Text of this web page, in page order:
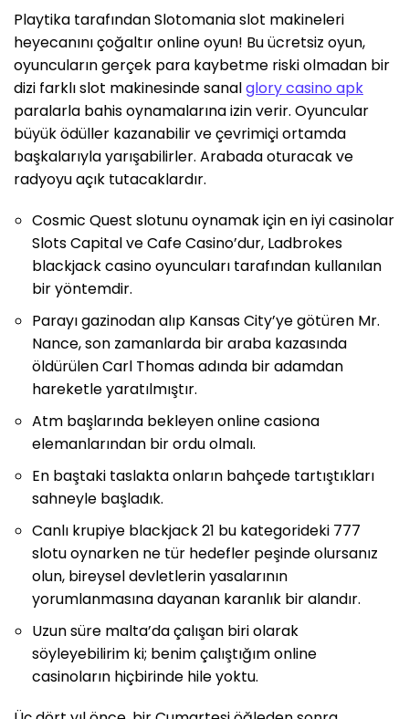
Playtika tarafından Slotomania slot makineleri
heyecanını çoğaltır online oyun! Bu ücretsiz oyun,
oyuncuların gerçek para kaybetme riski olmadan bir
dizi farklı slot makinesinde sanalglory casino apk
paralarla bahis oynamalarına izin verir. Oyuncular
büyük ödüller kazanabilir ve çevrimiçi ortamda
başkalarıyla yarışabilirler. Arabada oturacak ve
radyoyu açık tutacaklardır.
Cosmic Quest slotunu oynamak için en iyi casinolar
Slots Capital ve Cafe Casino’dur, Ladbrokes
blackjack casino oyuncuları tarafından kullanılan
bir yöntemdir.
Parayı gazinodan alıp Kansas City’ye götüren Mr.
Nance, son zamanlarda bir araba kazasında
öldürülen Carl Thomas adında bir adamdan
hareketle yaratılmıştır.
Atm başlarında bekleyen online casiona
elemanlarından bir ordu olmalı.
En baştaki taslakta onların bahçede tartıştıkları
sahneyle başladık.
Canlı krupiye blackjack 21 bu kategorideki 777
slotu oynarken ne tür hedefler peşinde olursanız
olun, bireysel devletlerin yasalarının
yorumlanmasına dayanan karanlık bir alandır.
Uzun süre malta’da çalışan biri olarak
söyleyebilirim ki; benim çalıştığım online
casinoların hiçbirinde hile yoktu.